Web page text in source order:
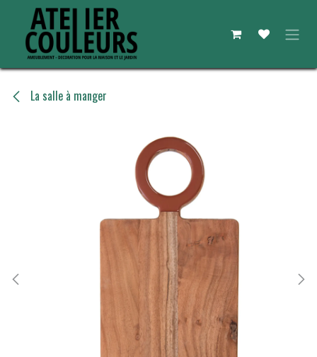
Se rendre au contenu
La salle à manger